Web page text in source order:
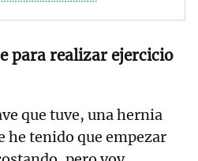
para realizar ejercicio
que tuve, una hernia
he tenido que empezar